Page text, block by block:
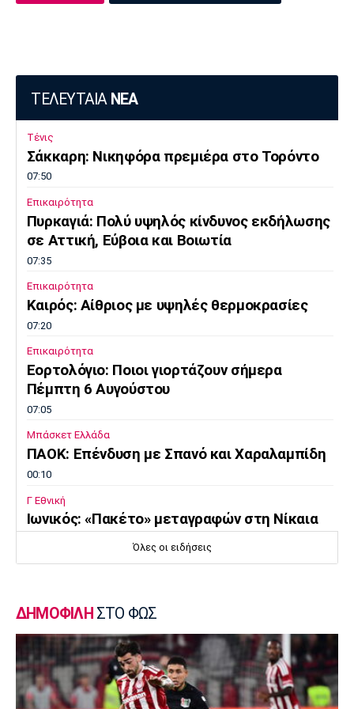
ΤΕΛΕΥΤΑΙΑ ΝΕΑ
Τένις
Σάκκαρη: Νικηφόρα πρεμιέρα στο Τορόντο
07:50
Επικαιρότητα
Πυρκαγιά: Πολύ υψηλός κίνδυνος εκδήλωσης
σε Αττική, Εύβοια και Βοιωτία
07:35
Επικαιρότητα
Καιρός: Αίθριος με υψηλές θερμοκρασίες
07:20
Επικαιρότητα
Εορτολόγιο: Ποιοι γιορτάζουν σήμερα
Πέμπτη 6 Αυγούστου
07:05
Μπάσκετ Ελλάδα
ΠΑΟΚ: Επένδυση με Σπανό και Χαραλαμπίδη
00:10
Γ Εθνική
Ιωνικός: «Πακέτο» μεταγραφών στη Νίκαια
Ποδόσφαιρο - Διεθνή
23:35
Παναθηναϊκός – ΤΣΣΚΑ 1948 1-1:
Προβληματική εικόνα…
23:22
Όλες οι ειδήσεις
ΔΗΜΟΦΙΛΗ ΣΤΟ ΦΩΣ